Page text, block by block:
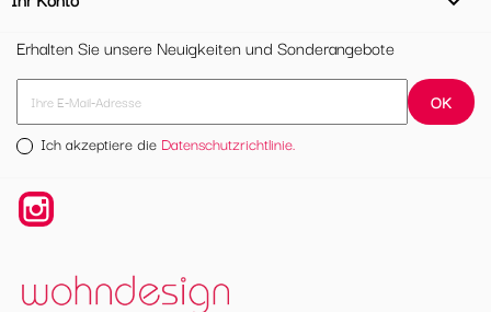
Erhalten Sie unsere Neuigkeiten und Sonderangebote
Ich akzeptiere die Datenschutzrichtlinie.